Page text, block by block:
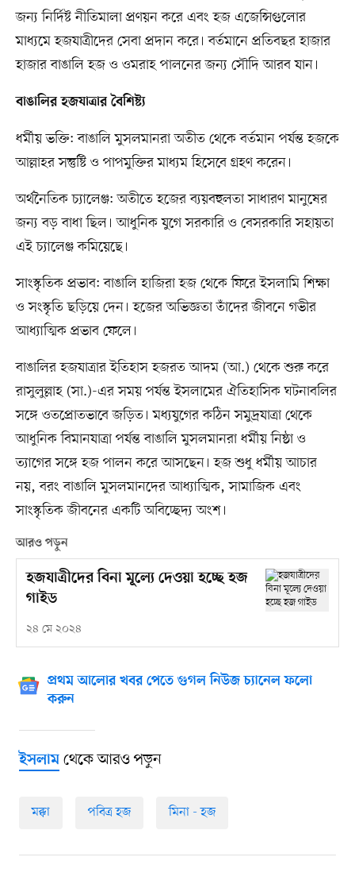
জন্য নির্দিষ্ট নীতিমালা প্রণয়ন করে এবং হজ এজেন্সিগুলোর
মাধ্যমে হজযাত্রীদের সেবা প্রদান করে। বর্তমানে প্রতিবছর হাজার
হাজার বাঙালি হজ ও ওমরাহ পালনের জন্য সৌদি আরব যান।
বাঙালির হজযাত্রার বৈশিষ্ট্য
ধর্মীয় ভক্তি: বাঙালি মুসলমানরা অতীত থেকে বর্তমান পর্যন্ত হজকে
আল্লাহর সন্তুষ্টি ও পাপমুক্তির মাধ্যম হিসেবে গ্রহণ করেন।
অর্থনৈতিক চ্যালেঞ্জ: অতীতে হজের ব্যয়বহুলতা সাধারণ মানুষের
জন্য বড় বাধা ছিল। আধুনিক যুগে সরকারি ও বেসরকারি সহায়তা
এই চ্যালেঞ্জ কমিয়েছে।
সাংস্কৃতিক প্রভাব: বাঙালি হাজিরা হজ থেকে ফিরে ইসলামি শিক্ষা
ও সংস্কৃতি ছড়িয়ে দেন। হজের অভিজ্ঞতা তাঁদের জীবনে গভীর
আধ্যাত্মিক প্রভাব ফেলে।
বাঙালির হজযাত্রার ইতিহাস হজরত আদম (আ.) থেকে শুরু করে
রাসুলুল্লাহ (সা.)-এর সময় পর্যন্ত ইসলামের ঐতিহাসিক ঘটনাবলির
সঙ্গে ওতপ্রোতভাবে জড়িত। মধ্যযুগের কঠিন সমুদ্রযাত্রা থেকে
আধুনিক বিমানযাত্রা পর্যন্ত বাঙালি মুসলমানরা ধর্মীয় নিষ্ঠা ও
ত্যাগের সঙ্গে হজ পালন করে আসছেন। হজ শুধু ধর্মীয় আচার
নয়, বরং বাঙালি মুসলমানদের আধ্যাত্মিক, সামাজিক এবং
সাংস্কৃতিক জীবনের একটি অবিচ্ছেদ্য অংশ।
আরও পড়ুন
হজযাত্রীদের বিনা মূল্যে দেওয়া হচ্ছে হজ
গাইড
২৪ মে ২০২৪
প্রথম আলোর খবর পেতে গুগল নিউজ চ্যানেল ফলো
করুন
ইসলামথেকে আরও পড়ুন
মক্কা পবিত্র হজ মিনা - হজ